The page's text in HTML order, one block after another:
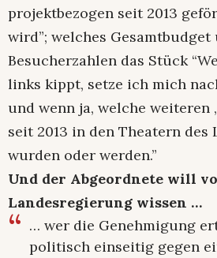
projektbezogen seit 2013
wird”; welches Gesamtbudget
Besucherzahlen das Stück
links kippt, setze ich mich
und wenn ja, welche weiteren
seit 2013 in den Theatern des
wurden oder werden.”
Und der Abgeordnete will
Landesregierung wissen …
… wer die Genehmigung
politisch einseitig gegen